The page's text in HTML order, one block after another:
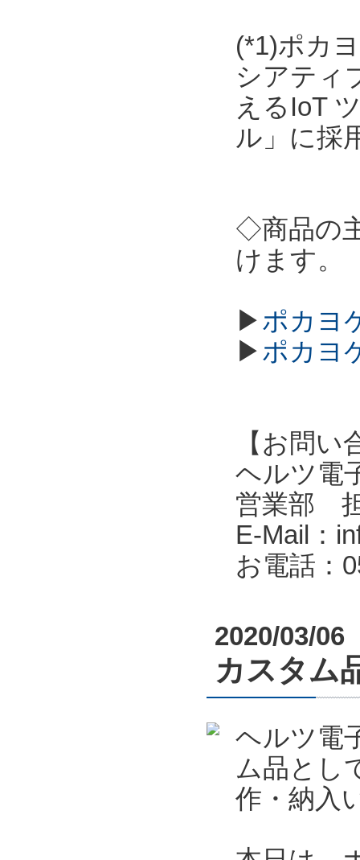
(*1)ポカ
シアティ
えるIoT
ル」に採
◇商品の
けます。
▶ポカヨ
▶ポカヨ
【お問い
ヘルツ電
営業部
E-Mail：
お電話：
2020/03/06
カスタム
ヘルツ電
ム品とし
作・納入